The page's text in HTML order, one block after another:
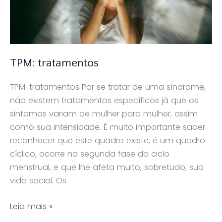
TPM: tratamentos
TPM: tratamentos Por se tratar de uma síndrome,
não existem tratamentos específicos já que os
sintomas variam de mulher para mulher, assim
como sua intensidade. É muito importante saber
reconhecer que este quadro existe, é um quadro
cíclico, ocorre na segunda fase do ciclo
menstrual, e que lhe afeta muito, sobretudo, sua
vida social. Os
TPM:
Leia mais »